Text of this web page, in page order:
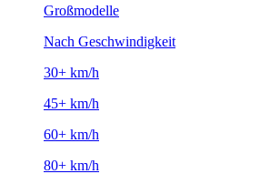
Großmodelle
Nach Geschwindigkeit
30+ km/h
45+ km/h
60+ km/h
80+ km/h